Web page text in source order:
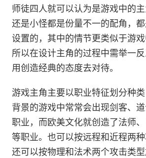
师徒四人就可以认为是游戏中的
还是小怪都是份量不一的配角，
设置的，其中的情节更类似于游戏
所以在设计主角的过程中需举一反
用创造经典的态度去对待。
游戏主角主要以职业特征划分种
背景的游戏中常常会出现剑客、
职业，而欧美文化就创造了法师
等职业。也可以按远程和近程两种
还可以按物理和法术两个攻击类